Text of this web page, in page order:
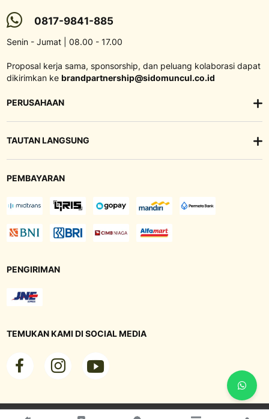
0817-9841-885
Senin - Jumat | 08.00 - 17.00
Proposal kerja sama, sponsorship, dan peluang kolaborasi dapat
dikirimkan ke brandpartnership@sidomuncul.co.id
PERUSAHAAN
TAUTAN LANGSUNG
PEMBAYARAN
PENGIRIMAN
TEMUKAN KAMI DI SOCIAL MEDIA